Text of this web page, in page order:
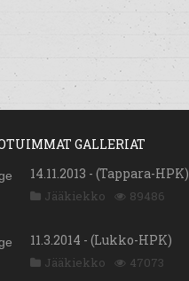
GALLERIAT
14.11.2013 - (Tappara-HPK)
Jääkiekko 89486
11.3.2014 - (Lukko-HPK)
Jääkiekko 47073